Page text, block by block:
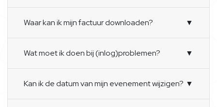
Waar kan ik mijn factuur downloaden? ▼
Wat moet ik doen bij (inlog)problemen? ▼
Kan ik de datum van mijn evenement wijzigen? ▼